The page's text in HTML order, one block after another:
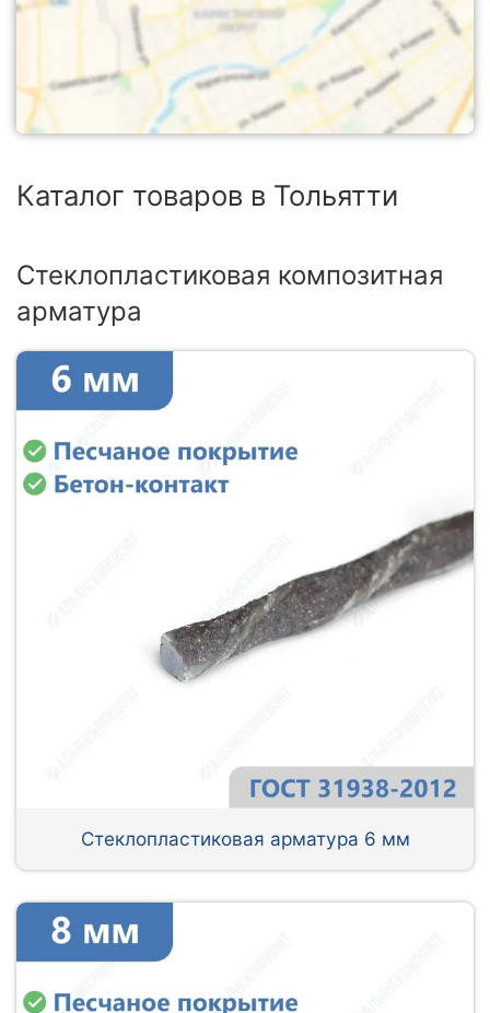
Каталог товаров в Тольятти
Стеклопластиковая композитная
арматура
Стеклопластиковая арматура 6 мм